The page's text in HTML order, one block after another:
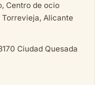
Centro de ocio
Torrevieja, Alicante
Ciudad Quesada